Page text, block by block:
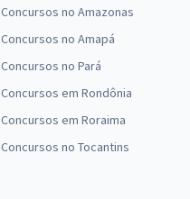
Concursos no Amazonas
Concursos no Amapá
Concursos no Pará
Concursos em Rondônia
Concursos em Roraima
Concursos no Tocantins